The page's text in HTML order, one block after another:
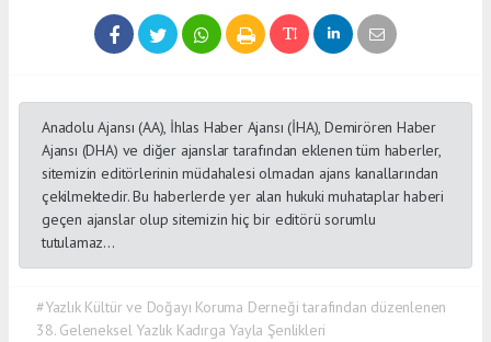
Anadolu Ajansı (AA), İhlas Haber Ajansı (İHA), Demirören Haber
Ajansı (DHA) ve diğer ajanslar tarafından eklenen tüm haberler,
sitemizin editörlerinin müdahalesi olmadan ajans kanallarından
çekilmektedir. Bu haberlerde yer alan hukuki muhataplar haberi
geçen ajanslar olup sitemizin hiç bir editörü sorumlu
tutulamaz...
#Yazlık Kültür ve Doğayı Koruma Derneği tarafından düzenlenen
38. Geleneksel Yazlık Kadırga Yayla Şenlikleri